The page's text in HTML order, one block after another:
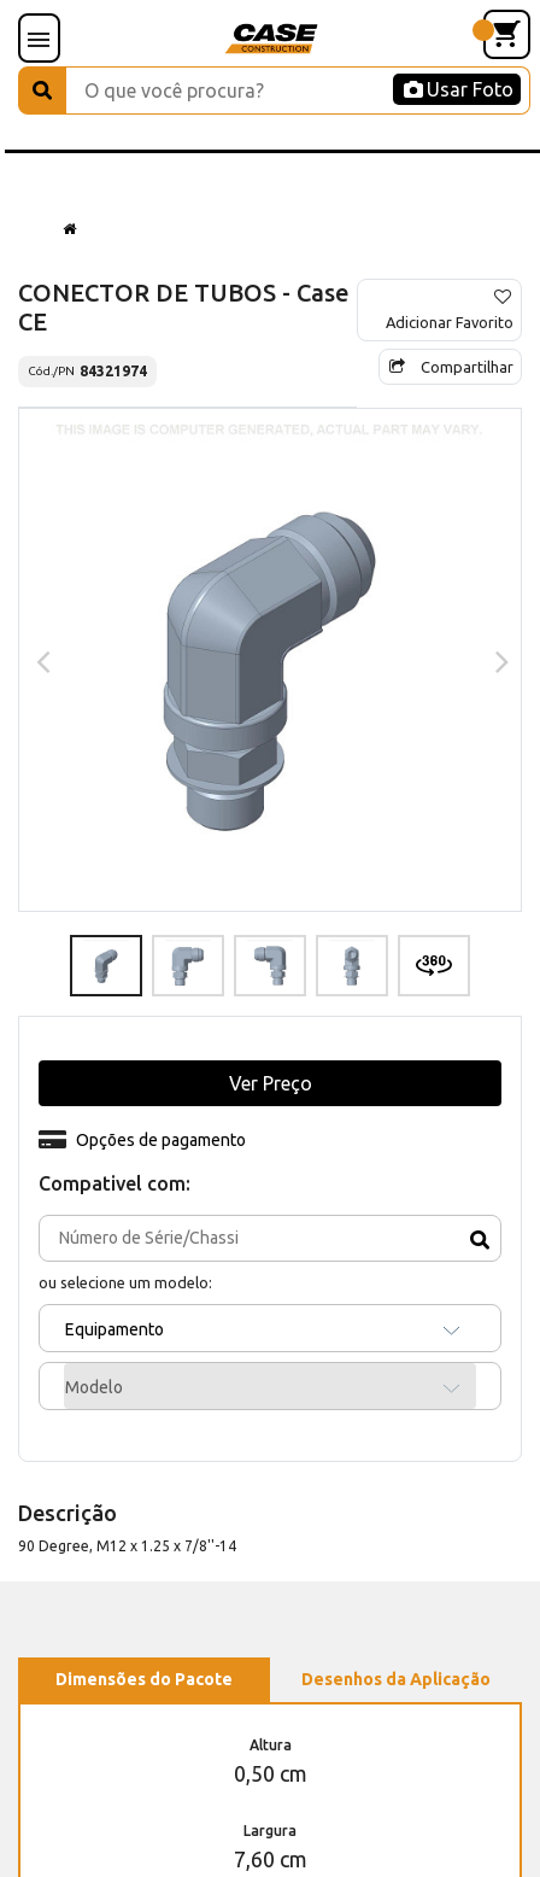
Usar Foto
CONECTOR DE TUBOS - Case
CE
Cód./PN 84321974
Adicionar Favorito
Compartilhar
Compativel com:
ou selecione um modelo:
Equipamento
Modelo
Opções de pagamento
Ver Preço
Descrição
90 Degree, M12 x 1.25 x 7/8''-14
Dimensões do Pacote Desenhos da Aplicação
Altura
0,50 cm
Largura
7,60 cm